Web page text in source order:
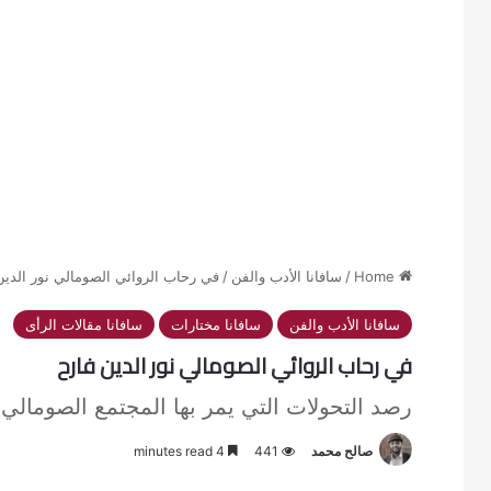
/ سافانا الأدب والفن / في رحاب الروائي الصومالي نور
سافانا الأدب والفن سافانا مختارات سافانا مقالات الرأى
في رحاب الروائي الصومالي نور الدين فارح
رصد التحولات التي يمر بها المجتمع
صالح محمد 441